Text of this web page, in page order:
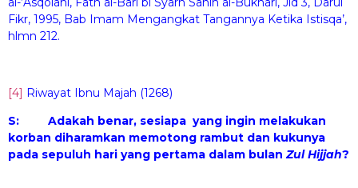
Fikr, 1995, Bab Imam Mengangkat Tangannya Ketika Istisqa’,
hlmn 212.
[4] Riwayat Ibnu Majah (1268)
S: Adakah benar, sesiapa yang ingin melakukan
korban diharamkan memotong rambut dan kukunya
pada sepuluh hari yang pertama dalam bulanZul Hijjah?